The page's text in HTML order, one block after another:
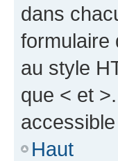
dans
formulaire
au style
que < et
Haut